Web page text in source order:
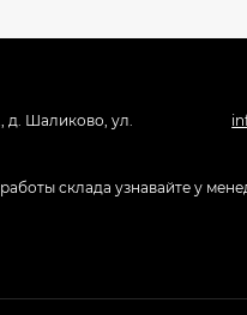
д. Шаликово, ул.
склада узнавайте у